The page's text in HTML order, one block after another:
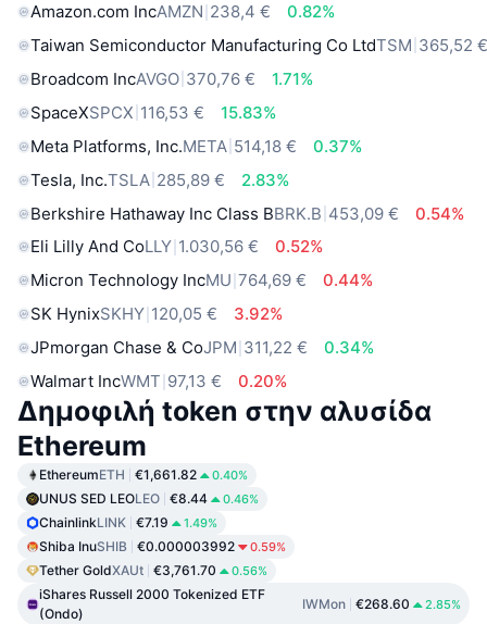
Amazon.com IncAMZN 238,4 €
0.82%
Taiwan Semiconductor Manufacturing Co LtdTSM 365,52
Broadcom IncAVGO 370,76 €
1.71%
SpaceXSPCX 116,53 €
15.83%
Meta Platforms, Inc.META 514,18 €
0.37%
Tesla, Inc.TSLA 285,89 €
2.83%
Berkshire Hathaway Inc Class BBRK.B 453,09 €
0.54%
Eli Lilly And CoLLY 1.030,56 €
0.52%
Micron Technology IncMU 764,69 €
0.44%
SK HynixSKHY 120,05 €
3.92%
JPmorgan Chase & CoJPM 311,22 €
0.34%
Walmart IncWMT 97,13 € 0.20%
Δημοφιλή token στην αλυσίδα
Ethereum
EthereumETH €1,661.82 0.40%
UNUS SED LEOLEO €8.44 0.46%
ChainlinkLINK €7.19 1.49%
Shiba InuSHIB €0.000003992 0.59%
Tether GoldXAUt €3,761.70 0.56%
iShares Russell 2000 Tokenized ETF
(Ondo)
IWMon €268.60 2.85%